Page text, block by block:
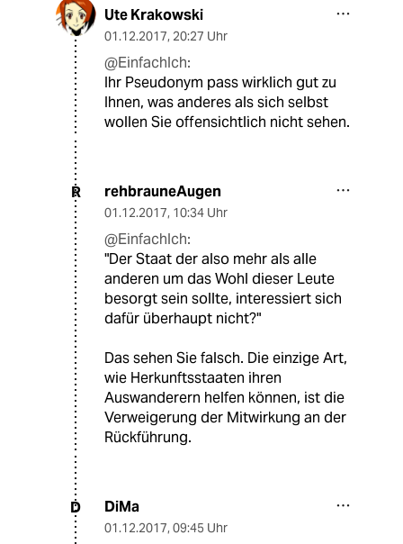
Ute Krakowski
01.12.2017, 20:27 Uhr
@EinfachIch:
Ihr Pseudonym pass wirklich gut zu
Ihnen, was anderes als sich selbst
wollen Sie offensichtlich nicht sehen.
R rehbrauneAugen
01.12.2017, 10:34 Uhr
@EinfachIch:
"Der Staat der also mehr als alle
anderen um das Wohl dieser Leute
besorgt sein sollte, interessiert sich
dafür überhaupt nicht?"
Das sehen Sie falsch. Die einzige Art,
wie Herkunftsstaaten ihren
Auswanderern helfen können, ist die
Verweigerung der Mitwirkung an der
Rückführung.
D DiMa
01.12.2017, 09:45 Uhr